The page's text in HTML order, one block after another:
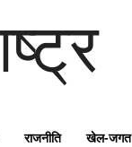
राजनीति खेल-जगत